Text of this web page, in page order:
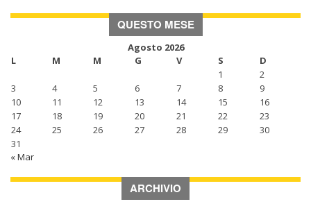
QUESTO MESE
Agosto 2026
L
M M G V S
D
1
2
3
4 5 6 7 8
9
10
11 12 13 14 15
16
17
18 19 20 21 22
23
24
25 26 27 28 29
30
31
« Mar
ARCHIVIO